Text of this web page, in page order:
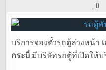
0
บริการจองตั๋วรถตู้ล่วงหน้า
กระบี่ มีบริษัทรถตู้ที่เปิดให้บ